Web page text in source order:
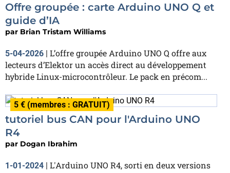
Offre groupée : carte Arduino UNO Q et
guide d’IA
par Brian Tristam Williams
5-04-2026 | L’offre groupée Arduino UNO Q offre aux
lecteurs d’Elektor un accès direct au développement
hybride Linux-microcontrôleur. Le pack en précom...
5 € (membres : GRATUIT)
tutoriel bus CAN pour l'Arduino UNO
R4
par Dogan Ibrahim
1-01-2024 | L'Arduino UNO R4, sorti en deux versions